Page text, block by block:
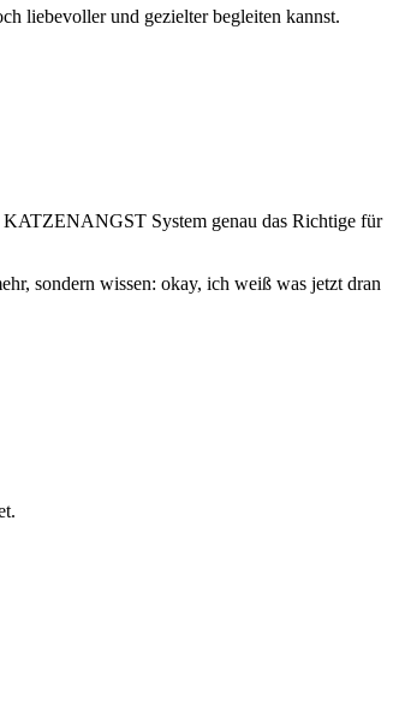
liebevoller und gezielter begleiten kannst.
KATZENANGST System genau das Richtige für
sondern wissen: okay, ich weiß was jetzt dran